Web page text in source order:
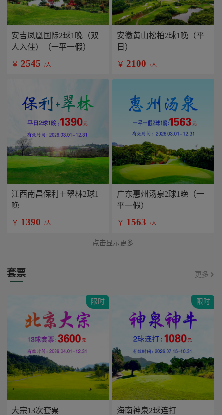
安吉凤凰国际2球1晚（双
人入住）（一平一假）
￥ 2545 /人
安徽黄山松柏2球1晚（平
日）
￥ 2100 /人
江西南昌保利＋翠林2球1
晚
￥ 1390 /人
广东惠州汤泉2球1晚（一
平一假）
￥ 1563 /人
点击显示更多
套票 更多
限时
大宗13次套票
限时
海南神泉2球连打